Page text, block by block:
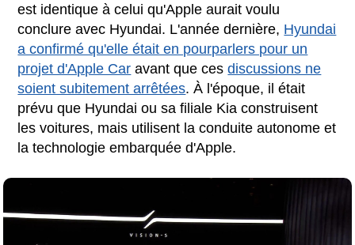
est identique à celui qu'Apple aurait voulu
conclure avec Hyundai. L'année dernière, Hyundai
a confirmé qu'elle était en pourparlers pour un
projet d'Apple Car avant que cesdiscussions ne
soient subitement arrêtées. À l'époque, il était
prévu que Hyundai ou sa filiale Kia construisent
les voitures, mais utilisent la conduite autonome et
la technologie embarquée d'Apple.